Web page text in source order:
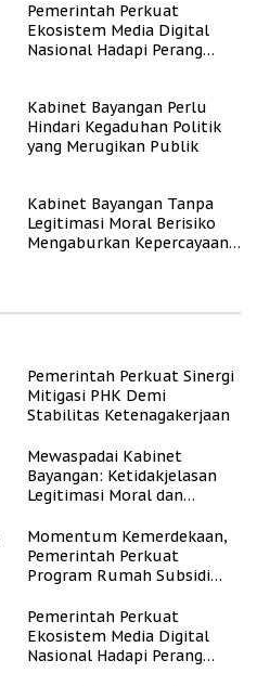
Pemerintah Perkuat
Ekosistem Media Digital
Nasional Hadapi Perang
Kabinet Bayangan Perlu
Hindari Kegaduhan Politik
yang Merugikan Publik
Kabinet Bayangan Tanpa
Legitimasi Moral Berisiko
Mengaburkan Kepercayaan
Pemerintah Perkuat Sinergi
Mitigasi PHK Demi
Stabilitas Ketenagakerjaan
Mewaspadai Kabinet
Bayangan: Ketidakjelasan
Legitimasi Moral dan
Momentum Kemerdekaan,
Pemerintah Perkuat
Program Rumah Subsidi
Berpenghasilan Rendah
Pemerintah Perkuat
Ekosistem Media Digital
Nasional Hadapi Perang